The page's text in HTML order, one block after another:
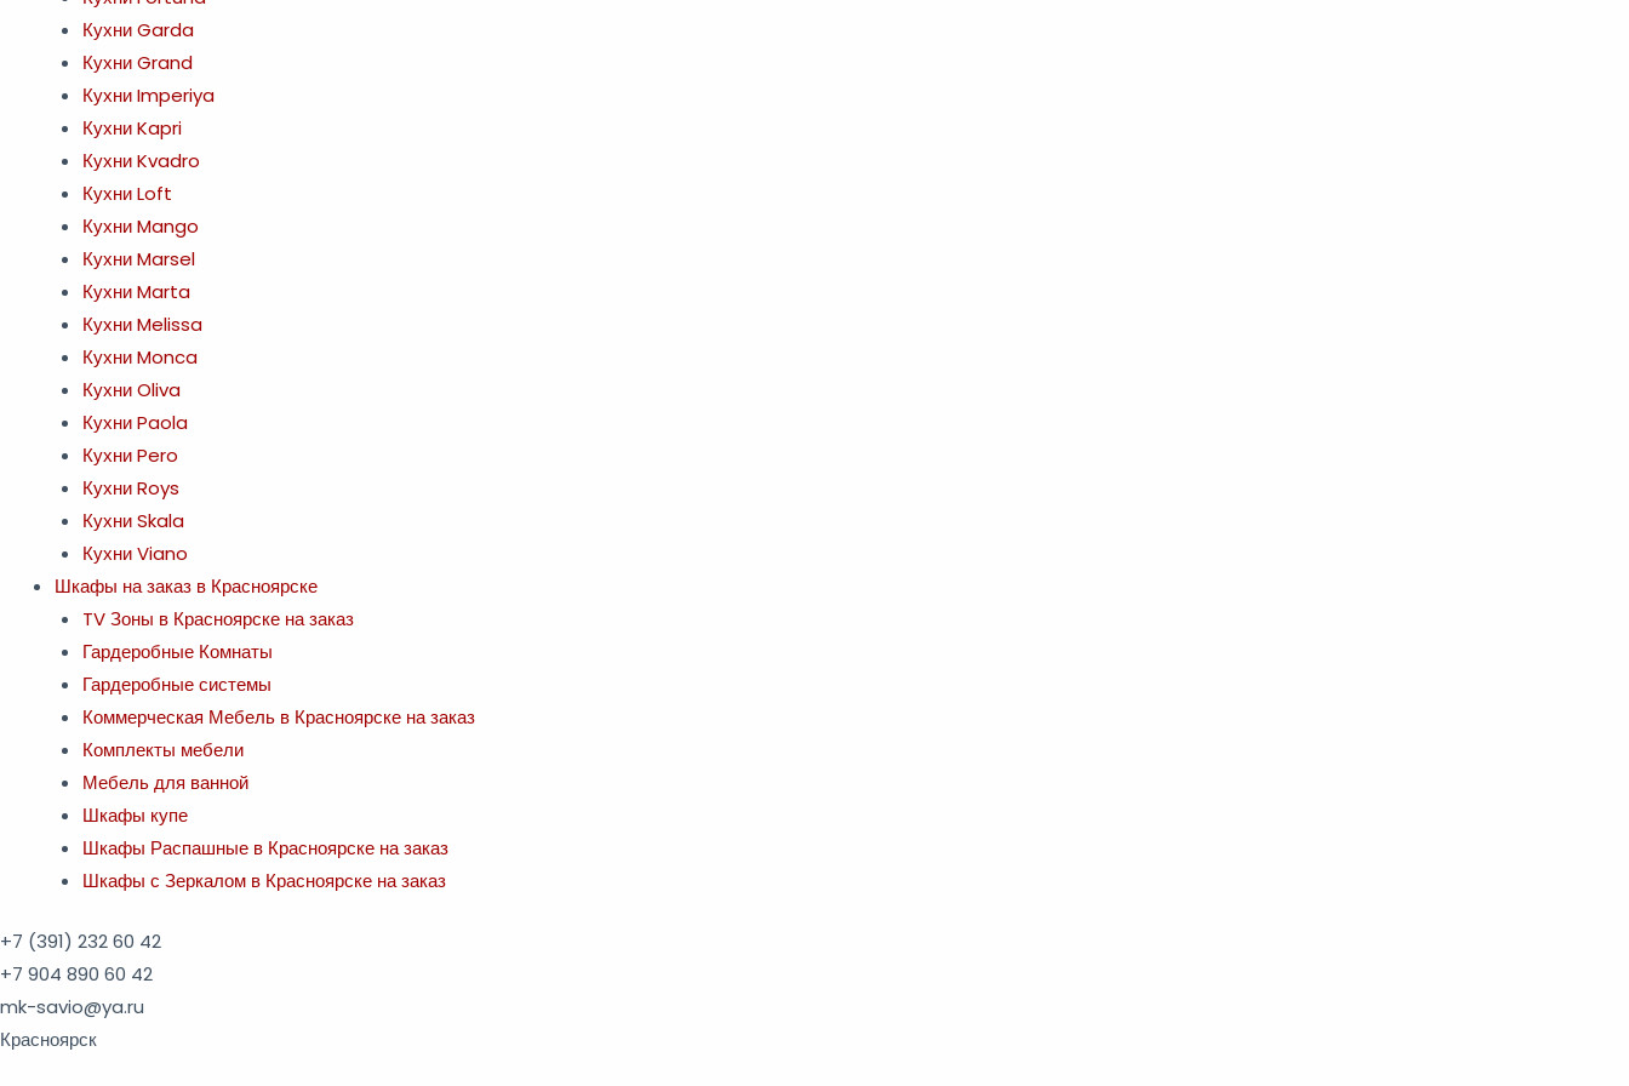
Кухни Garda
Кухни Grand
Кухни Imperiya
Кухни Kapri
Кухни Kvadro
Кухни Loft
Кухни Mango
Кухни Marsel
Кухни Marta
Кухни Melissa
Кухни Monca
Кухни Oliva
Кухни Paola
Кухни Pero
Кухни Roys
Кухни Skala
Кухни Viano
Шкафы на заказ в Красноярске
TV Зоны в Красноярске на заказ
Гардеробные Комнаты
Гардеробные системы
Коммерческая Мебель в Красноярске на заказ
Комплекты мебели
Мебель для ванной
Шкафы купе
Шкафы Распашные в Красноярске на заказ
Шкафы с Зеркалом в Красноярске на заказ
+7 (391) 232 60 42
+7 904 890 60 42
mk-savio@ya.ru
Красноярск